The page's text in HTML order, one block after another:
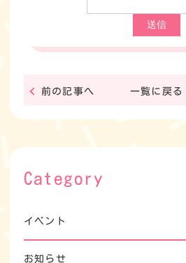
前の記事へ 一覧に戻る
Category
イベント
お知らせ